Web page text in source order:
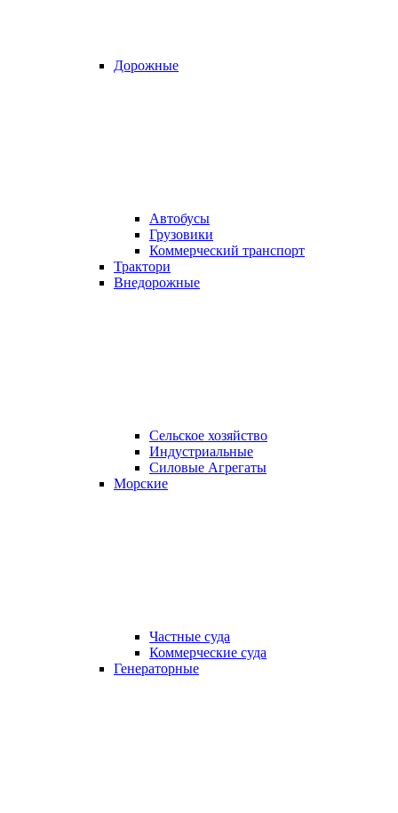
Дорожные
Автобусы
Грузовики
Коммерческий транспорт
Трактори
Внедорожные
Сельское хозяйство
Индустриальные
Силовые Агрегаты
Морские
Частные суда
Коммерческие суда
Генераторные